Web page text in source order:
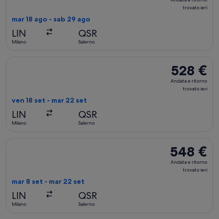
trovato ieri
mar 18 ago - sab 29 ago
LIN
Milano
QSR
Salerno
528 €
Andata
528 €
Andata e ritorno
trovato ieri
ven 18 set - mar 22 set
LIN
Milano
QSR
Salerno
548 €
Andata
548 €
Andata e ritorno
trovato ieri
mar 8 set - mar 22 set
LIN
Milano
QSR
Salerno